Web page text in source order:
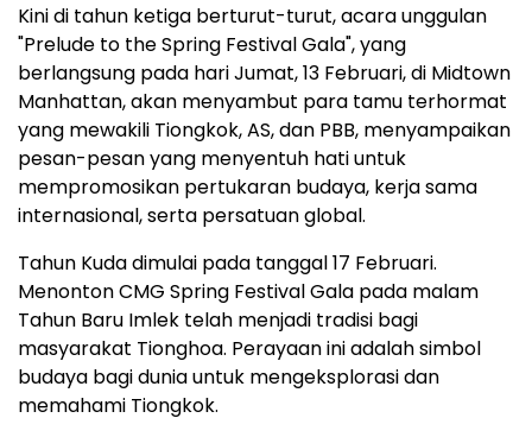
Kini di tahun ketiga berturut-turut, acara unggulan
"Prelude to the Spring Festival Gala", yang
berlangsung pada hari Jumat, 13 Februari, di Midtown
Manhattan, akan menyambut para tamu terhormat
yang mewakili Tiongkok, AS, dan PBB, menyampaikan
pesan-pesan yang menyentuh hati untuk
mempromosikan pertukaran budaya, kerja sama
internasional, serta persatuan global.
Tahun Kuda dimulai pada tanggal 17 Februari.
Menonton CMG Spring Festival Gala pada malam
Tahun Baru Imlek telah menjadi tradisi bagi
masyarakat Tionghoa. Perayaan ini adalah simbol
budaya bagi dunia untuk mengeksplorasi dan
memahami Tiongkok.